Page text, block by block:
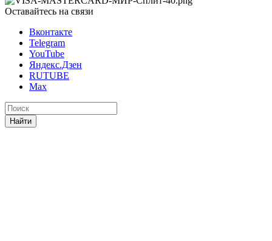
Оставайтесь на связи
Вконтакте
Telegram
YouTube
Яндекс.Дзен
RUTUBE
Max
Найти